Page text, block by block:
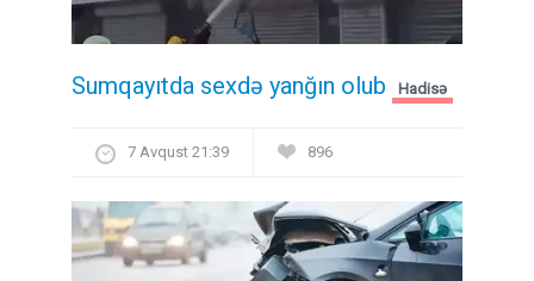
Sumqayıtda sexdə yanğın olub Hadisə
7 Avqust 21:39 896